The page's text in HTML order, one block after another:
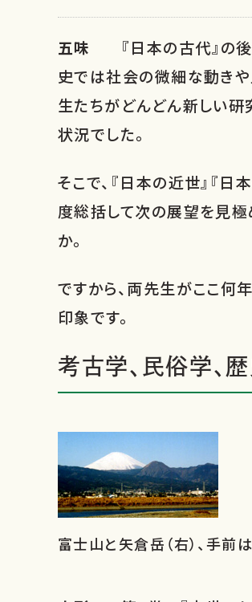
五味
『日本の古代』の
史では社会の微細な動き
生たちがどんどん新しい研
状況でした。
そこで、『日本の近世』『
度総括して次の展望を見極
か。
ですから、両先生がここ何
印象です。
考古学、民俗学、
富士山と矢倉岳（右）、手前